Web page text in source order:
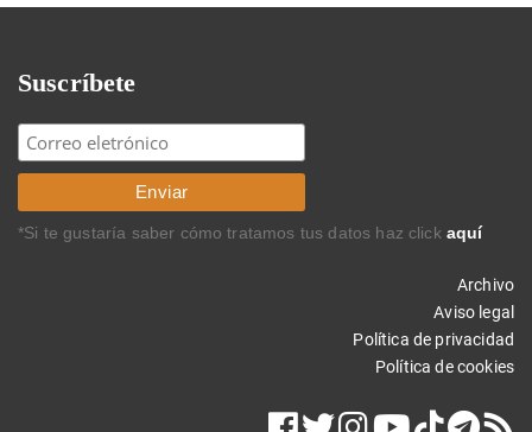
Suscríbete
*Si te gustaría saber cómo tratamos tus datos haz click aquí
Archivo
Aviso legal
Política de privacidad
Política de cookies